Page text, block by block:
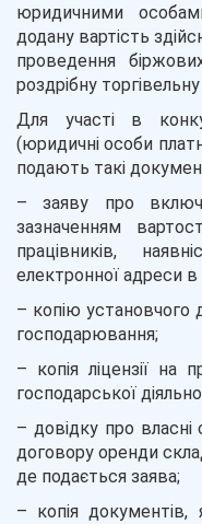
юридичними
додану вартість
проведення
роздрібну
Для участі в
(юридичні особи
подають такі
– заяву про
зазначенням
працівників,
електронної адреси
– копію установчого
господарювання;
– копія ліцензії на
господарської
– довідку про
договору оренди
де подається заява;
– копія документів,